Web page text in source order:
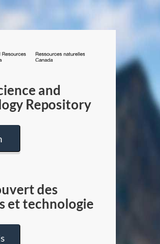
/
Canada
and
Repository
des
et technologie